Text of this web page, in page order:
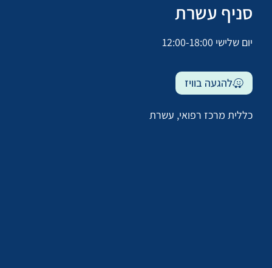
סניף עשרת
יום שלישי 12:00-18:00
להגעה בוויז
כללית מרכז רפואי, עשרת